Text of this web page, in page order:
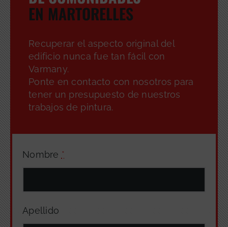
Nombre *
Apellido
EN MARTORELLES
Recuperar el aspecto original del
edificio nunca fue tan fácil con
Varmany.
Ponte en contacto con nosotros para
tener un presupuesto de nuestros
trabajos de pintura.